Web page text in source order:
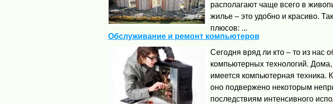
располагают чаще всего в
жилье – это удобно и красиво.
плюсов: ...
Обслуживание и ремонт компьютеров
Сегодня вряд ли кто – то из нас
компьютерных технологий.
имеется компьютерная техника.
оно подвержено некоторым
последствиям интенсивного